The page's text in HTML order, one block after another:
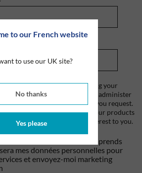
to our French website
to use our UK site?
No thanks
Yes please
to protecting and respecting your
your personal information to administer
the products and services you request.
like to contact you about our products
content that may be of interest to you.
offres et actualités. Je comprends
mes données personnelles pour
et envoyez-moi marketing